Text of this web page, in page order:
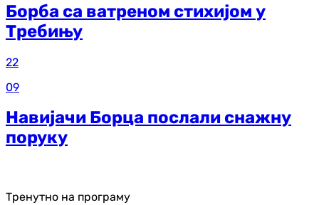
Борба са ватреном стихијом у
Требињу
22
09
Навијачи Борца послали снажну
поруку
Тренутно на програму